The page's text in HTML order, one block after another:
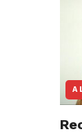
A